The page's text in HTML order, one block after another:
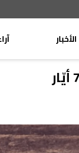
الأخبار
منبر